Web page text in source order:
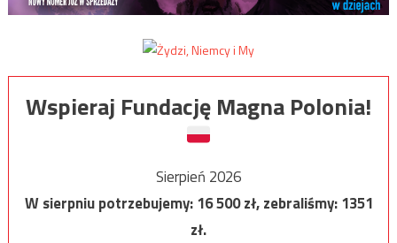
Wspieraj Fundację Magna Polonia!
Sierpień 2026
W sierpniu potrzebujemy:16 500zł, zebraliśmy:1351
zł.